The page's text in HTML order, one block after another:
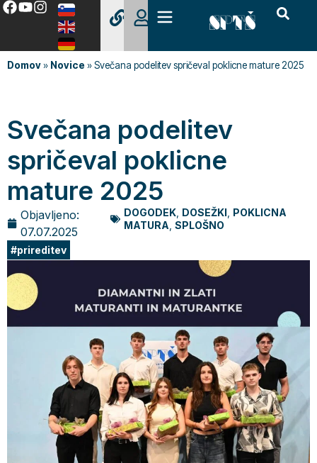
Domov» Novice »Svečana podelitev spričeval poklicne mature 2025
Svečana podelitev
spričeval poklicne
mature 2025
Objavljeno:
07.07.2025
DOGODEK, DOSEŽKI POKLICNA
MATURA SPLOŠNO
prireditev